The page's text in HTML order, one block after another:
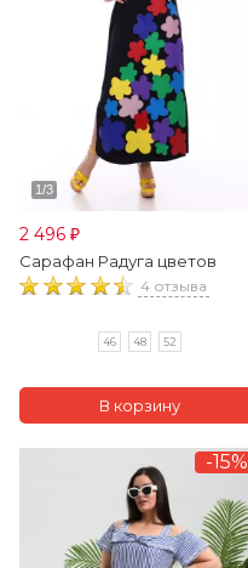
2 496 ₽
Сарафан Радуга цветов
4 отзыва
46 48 52
-15%